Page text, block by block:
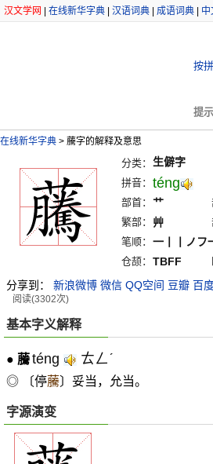
汉文学网 在线新华字典 汉语词典 成语词典 中
按
提示
在线新华字典 > 虅字的解释及意思
分类： 生僻字
拼音： téng
部首： 艹
繁部：
艸
笔顺： 一丨丨ノフ
仓颉： TBFF
分享到：
新浪微博 微信 QQ空间 豆瓣 百
阅读(3302次)
基本字义解释
● 虅téng ㄊㄥˊ
◎ 〔停虅〕妥当，允当。
字源演变